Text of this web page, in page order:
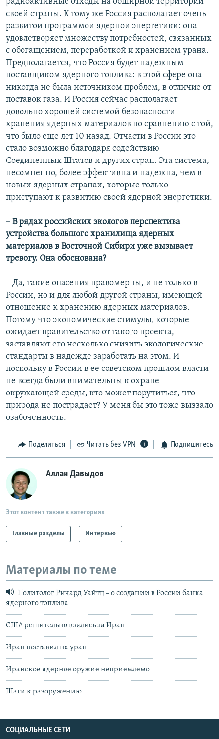
радиоактивные отходы на обширной территории
своей страны. К тому же Россия располагает очень
развитой программой ядерной энергетики: она
удовлетворяет множеству потребностей, связанных
с обогащением, переработкой и хранением урана.
Предполагается, что Россия будет надежным
поставщиком ядерного топлива: в этой сфере она
никогда не была источником проблем, в отличие от
поставок газа. И Россия сейчас располагает
довольно хорошей системой безопасности
хранения ядерных материалов по сравнению с той,
что было еще лет 10 назад. Отчасти в России это
стало возможно благодаря содействию
Соединенных Штатов и других стран. Эта система,
несомненно, более эффективна и надежна, чем в
новых ядерных странах, которые только
приступают к развитию своей ядерной энергетики.
– В рядах российских экологов перспектива
устройства большого хранилища ядерных
материалов в Восточной Сибири уже вызывает
тревогу. Она обоснована?
– Да, такие опасения правомерны, и не только в
России, но и для любой другой страны, имеющей
отношение к хранению ядерных материалов.
Потому что экономические стимулы, которые
ожидает правительство от такого проекта,
заставляют его несколько снизить экологические
стандарты в надежде заработать на этом. И
поскольку в России в ее советском прошлом власти
не всегда были внимательны к охране
окружающей среды, кто может поручиться, что
природа не пострадает? У меня бы это тоже вызвало
озабоченность.
Поделиться Читать без VPN Подпишитесь
Аллан Давыдов
Этот контент также в категориях
Главные разделы Интервью
Материалы по теме
Политолог Ричард Уайтц – о создании в России банка
ядерного топлива
США решительно взялись за Иран
Иран поставил на уран
Иранское ядерное оружие неприемлемо
Шаги к разоружению
СОЦИАЛЬНЫЕ СЕТИ